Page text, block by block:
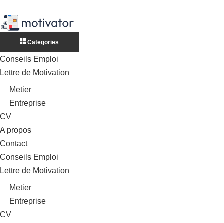
Categories
Conseils Emploi
Lettre de Motivation
Metier
Entreprise
CV
A propos
Contact
Conseils Emploi
Lettre de Motivation
Metier
Entreprise
CV